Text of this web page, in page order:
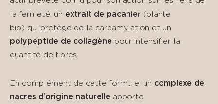
la fermeté, un extrait de pacanier (plante
bio) qui protège de la carbamylation et un
polypeptide de collagène pour intensifier la
quantité de fibres.
En complément de cette formule, un complexe de
nacres d’origine naturelle apporte